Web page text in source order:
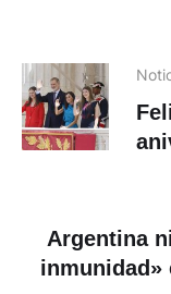
Argentina
inmunidad»